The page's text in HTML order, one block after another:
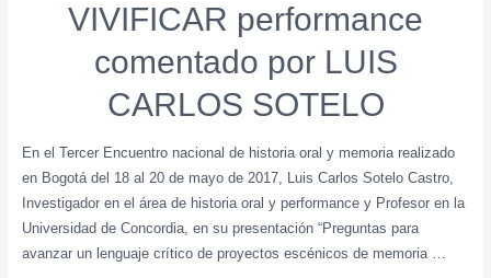
VIVIFICAR performance
comentado por LUIS
CARLOS SOTELO
En el Tercer Encuentro nacional de historia oral y memoria realizado
en Bogotá del 18 al 20 de mayo de 2017, Luis Carlos Sotelo Castro,
Investigador en el área de historia oral y performance y Profesor en la
Universidad de Concordia, en su presentación “Preguntas para
avanzar un lenguaje crítico de proyectos escénicos de memoria …